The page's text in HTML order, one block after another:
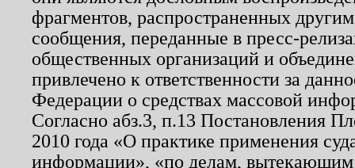
фрагментов, распространенных
сообщения, переданные в пресс-
общественных организаций и
привлечено к ответственности за
Федерации о средствах массовой
Согласно абз.3, п.13 Постановления
2010 года «О практике применения
информации», «по делам, вытекающим